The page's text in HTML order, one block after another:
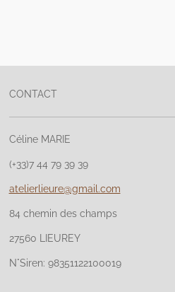
CONTACT
Céline MARIE
(+33)7 44 79 39 39
atelierlieure@gmail.com
84 chemin des champs
27560 LIEUREY
N°Siren: 98351122100019